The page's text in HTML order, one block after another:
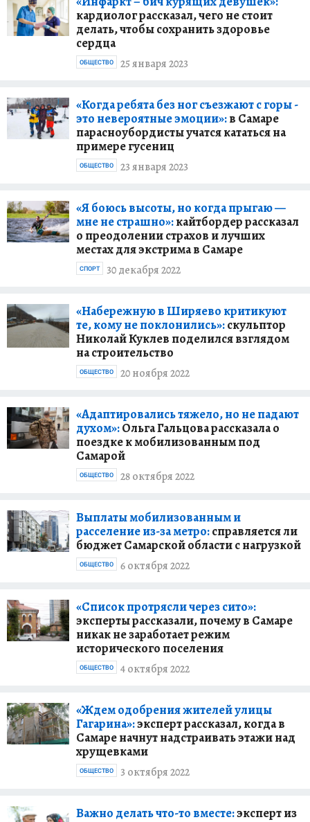
кардиолог рассказал, чего не стоит
делать, чтобы сохранить здоровье
сердца
25 января 2023
ОБЩЕСТВО
«Когда ребята без ног съезжают с горы -
это невероятные эмоции»:в Самаре
парасноубордисты учатся кататься на
примере гусениц
23 января 2023
ОБЩЕСТВО
«Я боюсь высоты, но когда прыгаю —
мне не страшно»:кайтбордер рассказал
о преодолении страхов и лучших
местах для экстрима в Самаре
30 декабря 2022
СПОРТ
«Набережную в Ширяево критикуют
те, кому не поклонились»:скульптор
Николай Куклев поделился взглядом
на строительство
20 ноября 2022
ОБЩЕСТВО
«Адаптировались тяжело, но не падают
духом»:Ольга Гальцова рассказала о
поездке к мобилизованным под
Самарой
28 октября 2022
ОБЩЕСТВО
Выплаты мобилизованным и
расселение из-за метро:справляется ли
бюджет Самарской области с нагрузкой
6 октября 2022
ОБЩЕСТВО
«Список протрясли через сито»:
эксперты рассказали, почему в Самаре
никак не заработает режим
исторического поселения
4 октября 2022
ОБЩЕСТВО
«Ждем одобрения жителей улицы
Гагарина»:эксперт рассказал, когда в
Самаре начнут надстраивать этажи над
хрущевками
3 октября 2022
ОБЩЕСТВО
Важно делать что-то вместе:эксперт из